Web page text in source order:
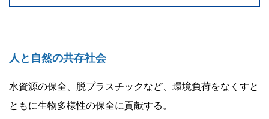
人と自然の共存社会
水資源の保全、脱プラスチックなど、環境負荷をなくすと
ともに生物多様性の保全に貢献する。